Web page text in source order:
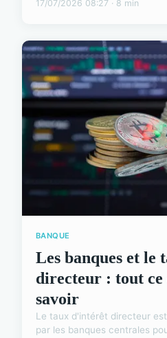
17/07/2026 08:27 · 8 min
BANQUE
Les banques et le
directeur : tout ce
savoir
Le taux d'intérêt directeur
par les banques centrales